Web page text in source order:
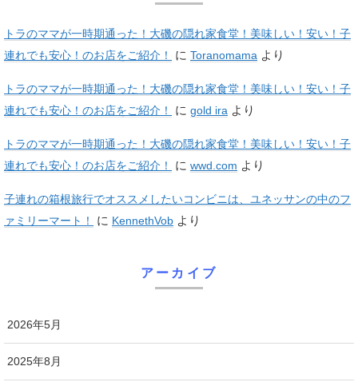
トラのママが一時期通った！大磯の隠れ家食堂！美味しい！安い！子
連れでも安心！のお店をご紹介！
に Toranomama より
トラのママが一時期通った！大磯の隠れ家食堂！美味しい！安い！子
連れでも安心！のお店をご紹介！
に gold ira より
トラのママが一時期通った！大磯の隠れ家食堂！美味しい！安い！子
連れでも安心！のお店をご紹介！
に wwd.com より
子連れの箱根旅行でオススメしたいコンビニは、ユネッサンの中のフ
ァミリーマート！
に KennethVob より
アーカイブ
2026年5月
2025年8月